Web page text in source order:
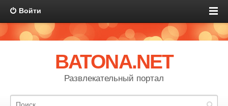
Войти
BATONA.NET
Развлекательный портал